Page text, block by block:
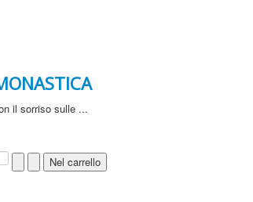
il sorriso sulle ...